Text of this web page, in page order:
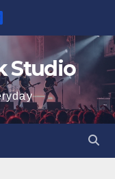
Studio